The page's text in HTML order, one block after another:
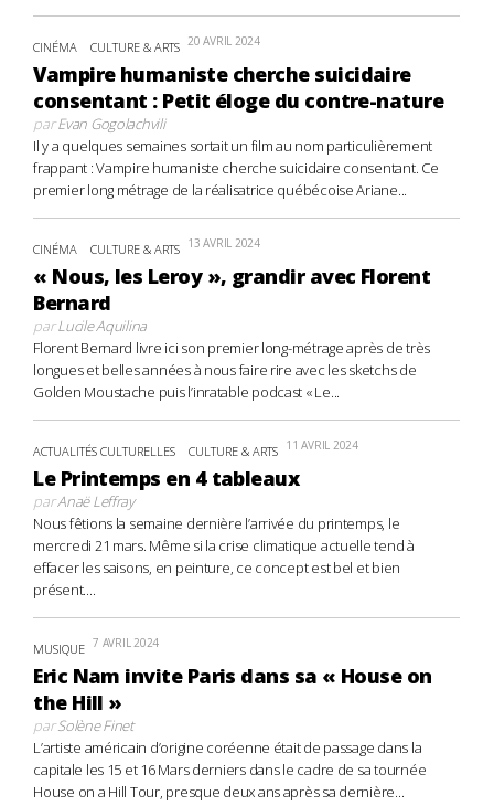
CINÉMA CULTURE & ARTS 20 AVRIL 2024
Vampire humaniste cherche suicidaire
consentant : Petit éloge du contre-nature
parEvan Gogolachvili
Il y a quelques semaines sortait un film au nom particulièrement
frappant : Vampire humaniste cherche suicidaire consentant. Ce
premier long métrage de la réalisatrice québécoise Ariane...
CINÉMA CULTURE & ARTS 13 AVRIL 2024
« Nous, les Leroy », grandir avec Florent
Bernard
parLucile Aquilina
Florent Bernard livre ici son premier long-métrage après de très
longues et belles années à nous faire rire avec les sketchs de
Golden Moustache puis l’inratable podcast « Le...
ACTUALITÉS CULTURELLES CULTURE & ARTS 11 AVRIL 2024
Le Printemps en 4 tableaux
parAnaë Leffray
Nous fêtions la semaine dernière l’arrivée du printemps, le
mercredi 21 mars. Même si la crise climatique actuelle tend à
effacer les saisons, en peinture, ce concept est bel et bien
présent....
MUSIQUE 7 AVRIL 2024
Eric Nam invite Paris dans sa « House on
the Hill »
parSolène Finet
L’artiste américain d’origine coréenne était de passage dans la
capitale les 15 et 16 Mars derniers dans le cadre de sa tournée
House on a Hill Tour, presque deux ans après sa dernière...